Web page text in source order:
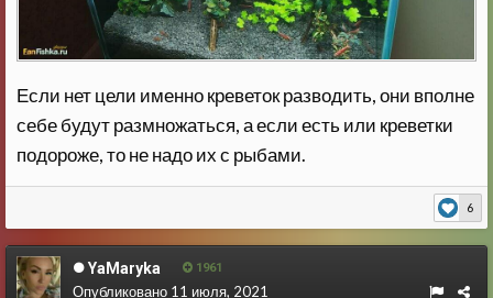
Если нет цели именно креветок разводить, они вполне
себе будут размножаться, а если есть или креветки
подороже, то не надо их с рыбами.
6
YaMaryka 1961
Опубликовано 11 июля, 2021